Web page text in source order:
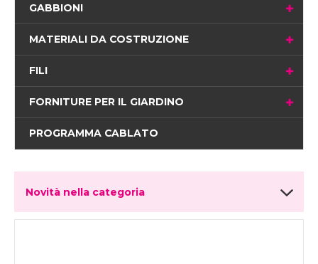
GABBIONI
MATERIALI DA COSTRUZIONE
FILI
FORNITURE PER IL GIARDINO
PROGRAMMA CABLATO
Novità nella categoria